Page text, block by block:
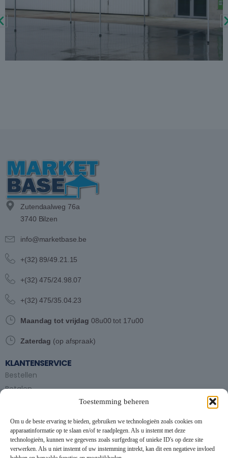
Toestemming beheren
Om u de beste ervaring te bieden, gebruiken we technologieën zoals cookies om
apparaatinformatie op te slaan en/of te raadplegen. Als u instemt met deze
technologieën, kunnen we gegevens zoals surfgedrag of unieke ID's op deze site
verwerken. Als u niet instemt of uw instemming intrekt, kan dit een negatieve invloed
Zutendaalweg 76a
3740 Bilzen
info@marketbase.be
+(32) 89/49.21.15
+(32) 475/24.98.07
+(32) 475/35.04.23
Maandag tot vrijdag 08u00 tot 17u00
Zaterdag (op afspraak)
KLANTENSERVICE
Bestellen
Betalen
Partytent huren
Handleiding partytenten
VOORWAARDEN